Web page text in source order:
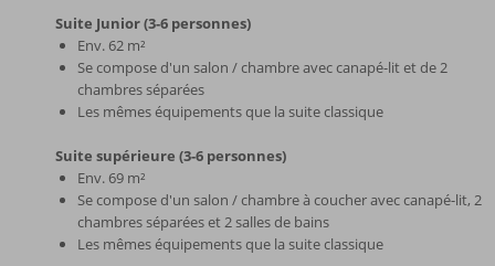
Suite Junior (3-6 personnes)
Env. 62 m²
Se compose d'un salon / chambre avec canapé-lit et de 2
chambres séparées
Les mêmes équipements que la suite classique
Suite supérieure (3-6 personnes)
Env. 69 m²
Se compose d'un salon / chambre à coucher avec canapé-lit, 2
chambres séparées et 2 salles de bains
Les mêmes équipements que la suite classique